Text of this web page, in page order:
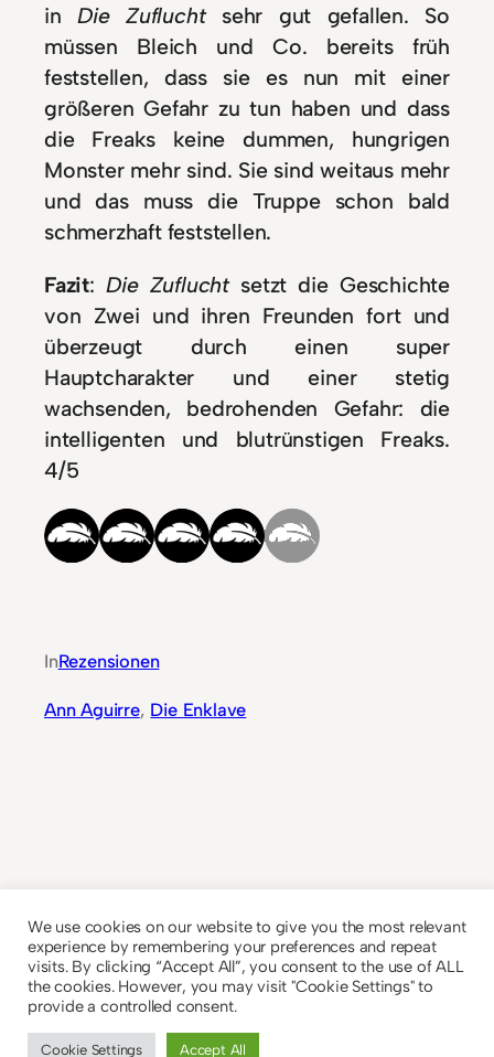
inDie Zufluchtsehr gut gefallen. So
müssen Bleich und Co. bereits früh
feststellen, dass sie es nun mit einer
größeren Gefahr zu tun haben und dass
die Freaks keine dummen, hungrigen
Monster mehr sind. Sie sind weitaus mehr
und das muss die Truppe schon bald
schmerzhaft feststellen.
Fazit:Die Zufluchtsetzt die Geschichte
von Zwei und ihren Freunden fort und
überzeugt durch einen super
Hauptcharakter und einer stetig
wachsenden, bedrohenden Gefahr: die
intelligenten und blutrünstigen Freaks.
4/5
InRezensionen
Ann Aguirre, Die Enklave
We use cookies on our website to give you the most relevant
experience by remembering your preferences and repeat
visits. By clicking “Accept All”, you consent to the use of ALL
the cookies. However, you may visit "Cookie Settings" to
provide a controlled consent.
Cookie Settings Accept All